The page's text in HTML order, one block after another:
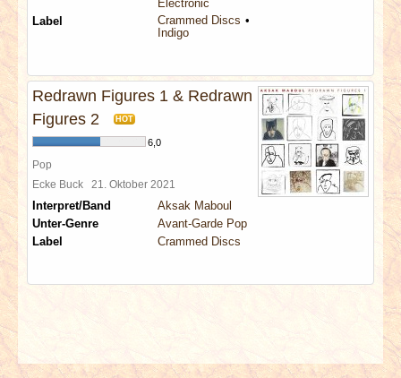
Electronic
Label
Crammed Discs
Indigo
Redrawn Figures 1 & Redrawn
Figures 2
HOT
6,0
Pop
Ecke Buck 21. Oktober 2021
Interpret/Band
Aksak Maboul
Unter-Genre
Avant-Garde Pop
Label
Crammed Discs